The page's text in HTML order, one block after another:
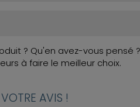
? Qu'en avez-vous pensé ?
à faire le meilleur choix.
AVIS !